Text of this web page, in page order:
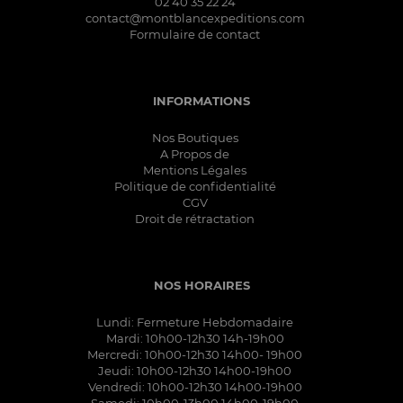
contact@montblancexpeditions.com
Formulaire de contact
INFORMATIONS
Nos Boutiques
A Propos de
Mentions Légales
Politique de confidentialité
CGV
Droit de rétractation
NOS HORAIRES
Lundi: Fermeture Hebdomadaire
Mardi: 10h00-12h30 14h-19h00
Mercredi: 10h00-12h30 14h00- 19h00
Jeudi: 10h00-12h30 14h00-19h00
Vendredi: 10h00-12h30 14h00-19h00